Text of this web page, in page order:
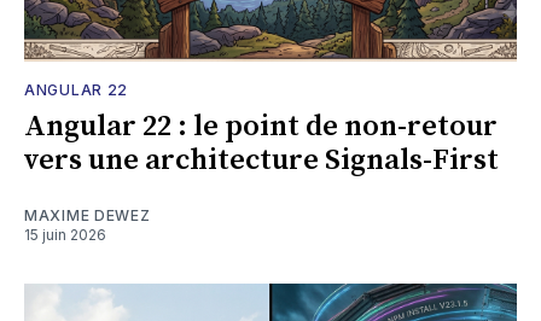
ANGULAR 22
Angular 22 : le point de non-retour
vers une architecture Signals-First
MAXIME DEWEZ
15 juin 2026